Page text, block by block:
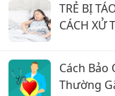
TRẺ BỊ
CÁCH XỬ
Cách
Thường